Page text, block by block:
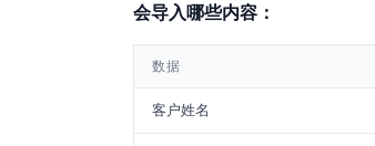
会导入哪些内容：
数据
客户姓名